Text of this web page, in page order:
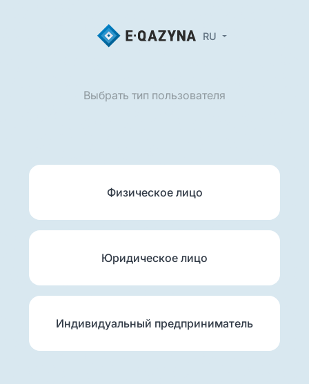
RU
Выбрать тип пользователя
Физическое лицо
Юридическое лицо
Индивидуальный предприниматель